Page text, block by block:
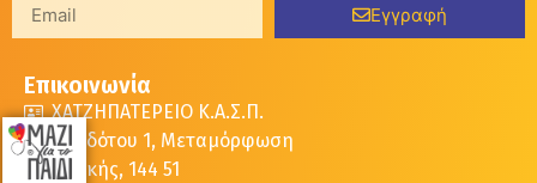
Εγγραφή
Επικοινωνία
ΧΑΤΖΗΠΑΤΕΡΕΙΟ Κ.Α.Σ.Π.
Ηροδότου 1, Μεταμόρφωση
Αττικής, 144 51